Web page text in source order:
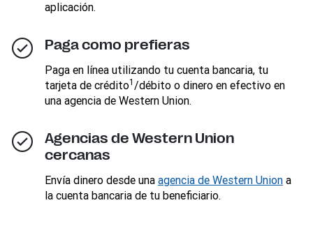
aplicación.
Paga como prefieras
Paga en línea utilizando tu cuenta bancaria, tu
tarjeta de crédito1 /débito o dinero en efectivo en
una agencia de Western Union.
Agencias de Western Union
cercanas
Envía dinero desde una agencia de Western Union a
la cuenta bancaria de tu beneficiario.